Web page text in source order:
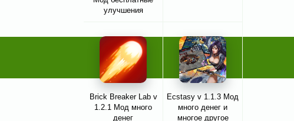
улучшения
Brick Breaker Lab v
1.2.1 Мод много
денег
Ecstasy v 1.1.3 Мод
много денег и
многое другое